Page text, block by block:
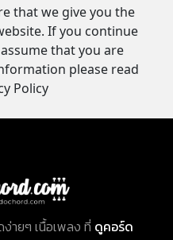
that we give you the
If you continue
that you are
please read
Policy
ายๆ เนื้อเพลง ที่ ดูคอร์ด